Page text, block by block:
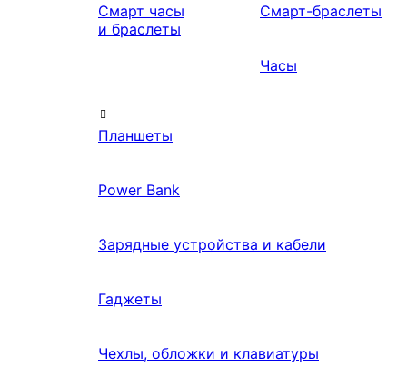
Смарт часы
и браслеты
Смарт-браслеты
Часы
Планшеты
Power Bank
Зарядные устройства и кабели
Гаджеты
Чехлы, обложки и клавиатуры